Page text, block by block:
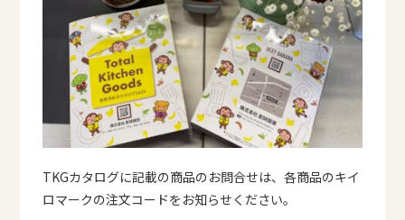
TKGカタログに記載の商品のお問合せは、各商品のキイ
ロマークの注文コードをお知らせください。